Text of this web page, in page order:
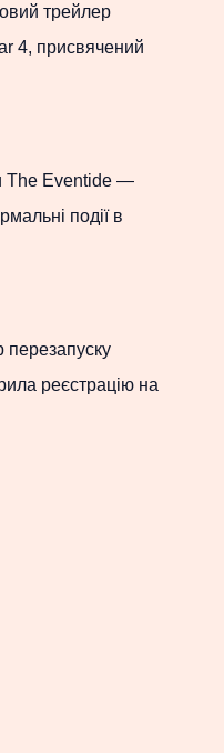
трейлер
4, присвячений
The Eventide —
події в
перезапуску
реєстрацію на